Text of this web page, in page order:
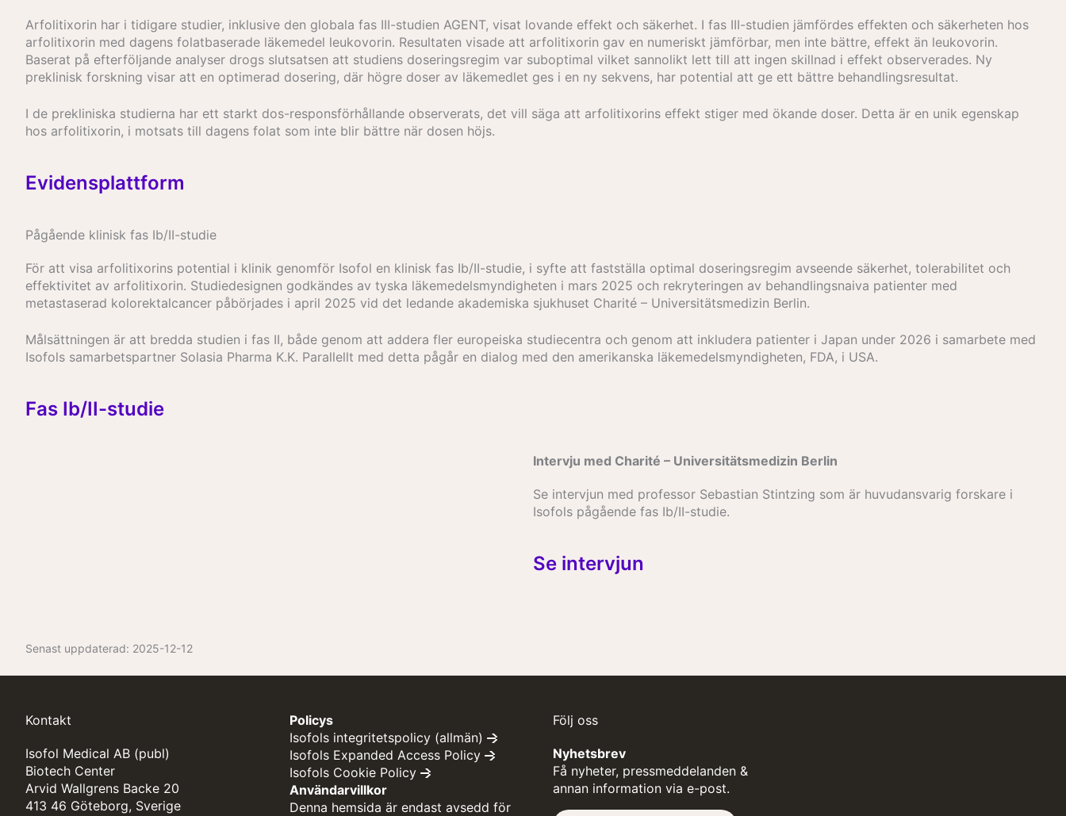
Arfolitixorin har i tidigare studier, inklusive den globala fas III-studien AGENT, visat lovande effekt och säkerhet. I fas III-studien jämfördes effekten och säkerheten hos
arfolitixorin med dagens folatbaserade läkemedel leukovorin. Resultaten visade att arfolitixorin gav en numeriskt jämförbar, men inte bättre, effekt än leukovorin.
Baserat på efterföljande analyser drogs slutsatsen att studiens doseringsregim var suboptimal vilket sannolikt lett till att ingen skillnad i effekt observerades. Ny
preklinisk forskning visar att en optimerad dosering, där högre doser av läkemedlet ges i en ny sekvens, har potential att ge ett bättre behandlingsresultat.
I de prekliniska studierna har ett starkt dos-responsförhållande observerats, det vill säga att arfolitixorins effekt stiger med ökande doser. Detta är en unik egenskap
hos arfolitixorin, i motsats till dagens folat som inte blir bättre när dosen höjs.
Evidensplattform
Pågående klinisk fas Ib/II-studie
För att visa arfolitixorins potential i klinik genomför Isofol en klinisk fas Ib/II-studie, i syfte att fastställa optimal doseringsregim avseende säkerhet, tolerabilitet och
effektivitet av arfolitixorin. Studiedesignen godkändes av tyska läkemedelsmyndigheten i mars 2025 och rekryteringen av behandlingsnaiva patienter med
metastaserad kolorektalcancer påbörjades i april 2025 vid det ledande akademiska sjukhuset Charité – Universitätsmedizin Berlin.
Målsättningen är att bredda studien i fas II, både genom att addera fler europeiska studiecentra och genom att inkludera patienter i Japan under 2026 i samarbete med
Isofols samarbetspartner Solasia Pharma K.K. Parallellt med detta pågår en dialog med den amerikanska läkemedelsmyndigheten, FDA, i USA.
Fas Ib/II-studie
Intervju med Charité – Universitätsmedizin Berlin
Se intervjun med professor Sebastian Stintzing som är huvudansvarig forskare i
Isofols pågående fas Ib/II-studie.
Se intervjun
Senast uppdaterad: 2025-12-12
Kontakt
Isofol Medical AB (publ)
Biotech Center
Arvid Wallgrens Backe 20
413 46 Göteborg, Sverige
Policys
Isofols integritetspolicy (allmän)
Isofols Expanded Access Policy
Isofols Cookie Policy
Användarvillkor
Denna hemsida är endast avsedd för
Följ oss
Nyhetsbrev
Få nyheter, pressmeddelanden &
annan information via e-post.